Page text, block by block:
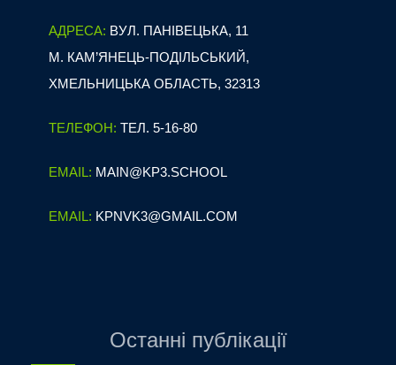
АДРЕСА: ВУЛ. ПАНІВЕЦЬКА, 11
М. КАМ’ЯНЕЦЬ-ПОДІЛЬСЬКИЙ,
ХМЕЛЬНИЦЬКА ОБЛАСТЬ, 32313
ТЕЛЕФОН: ТЕЛ. 5-16-80
EMAIL: MAIN@KP3.SCHOOL
EMAIL: KPNVK3@GMAIL.COM
Останні публікації